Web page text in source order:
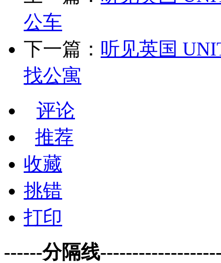
公车
下一篇： 听见英国
找公寓
评论
推荐
收藏
挑错
打印
------分隔线